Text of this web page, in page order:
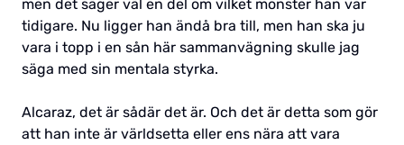
men det säger väl en del om vilket monster han var
tidigare. Nu ligger han ändå bra till, men han ska ju
vara i topp i en sån här sammanvägning skulle jag
säga med sin mentala styrka.
Alcaraz, det är sådär det är. Och det är detta som gör
att han inte är världsetta eller ens nära att vara